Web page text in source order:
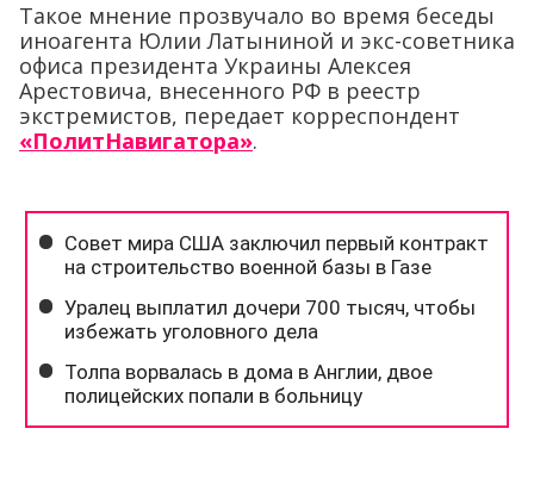
Такое мнение прозвучало во время беседы
иноагента Юлии Латыниной и экс-советника
офиса президента Украины Алексея
Арестовича, внесенного РФ в реестр
экстремистов, передает корреспондент
«ПолитНавигатора».